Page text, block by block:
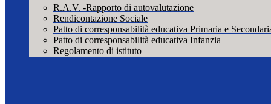
R.A.V. -Rapporto di autovalutazione
Rendicontazione Sociale
Patto di corresponsabilità educativa Primaria e
Patto di corresponsabilità educativa Infanzia
Regolamento di istituto